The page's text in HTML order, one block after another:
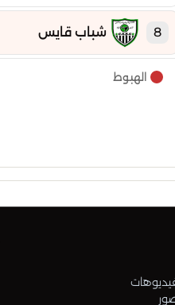
8 شباب قايس
9 الهبوط